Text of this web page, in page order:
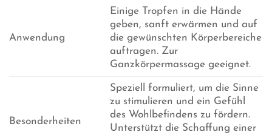
Anwendung
Einige Tropfen in die Hände
geben, sanft erwärmen und auf
die gewünschten Körperbereiche
auftragen. Zur
Ganzkörpermassage geeignet.
Besonderheiten
Speziell formuliert, um die Sinne
zu stimulieren und ein Gefühl
des Wohlbefindens zu fördern.
Unterstützt die Schaffung einer